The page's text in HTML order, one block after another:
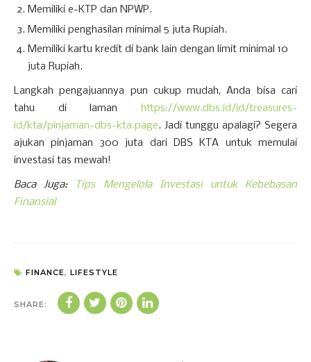
Memiliki e-KTP dan NPWP.
Memiliki penghasilan minimal 5 juta Rupiah.
Memiliki kartu kredit di bank lain dengan limit minimal 10
juta Rupiah.
Langkah pengajuannya pun cukup mudah, Anda bisa cari
tahu di laman
https://www.dbs.id/id/treasures-
id/kta/pinjaman-dbs-kta.page. Jadi tunggu apalagi? Segera
ajukan pinjaman 300 juta dari DBS KTA untuk memulai
investasi tas mewah!
Baca Juga:
Tips Mengelola Investasi untuk Kebebasan
Finansial
FINANCE, LIFESTYLE
SHARE: